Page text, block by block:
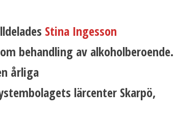
Stina Ingesson
behandling av alkoholberoende.
årliga
lärcenter Skarpö,